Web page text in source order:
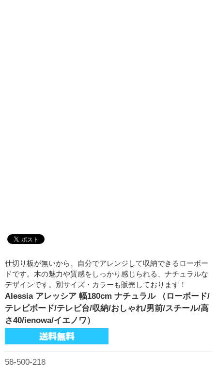
仕切り板が無いから、自分でアレンジして収納できるローボー
ドです。木の魅力や質感をしっかり感じられる、ナチュラルな
デザインです。別サイズ・カラーも販売しております！
Alessia アレッシア 幅180cm ナチュラル （ローボード/
テレビボード/テレビ台/収納/おしゃれ/男前/スチール/高
さ40/ienowa/イエノワ）
58-500-218